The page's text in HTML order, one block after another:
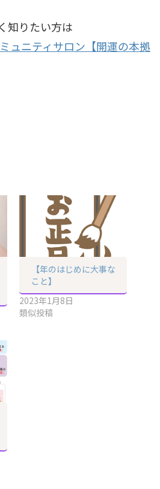
知りたい方は
ュニティサロン【開運の本拠
【年のはじめに大事な
こと】
2023年1月8日
類似投稿